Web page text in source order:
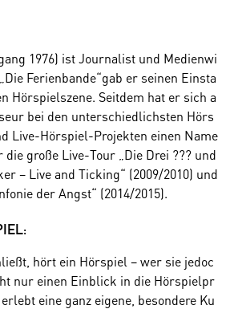
1976) ist Journalist und Medienwi
Ferienbande“gab er seinen Einsta
Hörspielszene. Seitdem hat er sich a
bei den unterschiedlichsten Hörs
Live-Hörspiel-Projekten einen Name
große Live-Tour „Die Drei ??? und
– Live and Ticking“ (2009/2010) und
der Angst“ (2014/2015).
hört ein Hörspiel – wer sie jedoc
nur einen Einblick in die Hörspielpr
eine ganz eigene, besondere Ku